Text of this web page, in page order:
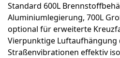
Standard 600L
Aluminiumlegierung, 700L
optional für erweiterte
Vierpunktige Luftaufhängung
Straßenvibrationen effektiv